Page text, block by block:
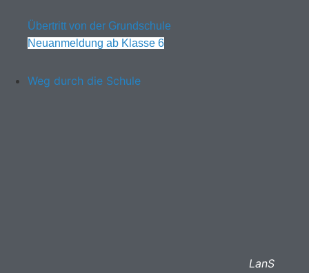
Übertritt von der Grundschule
Neuanmeldung ab Klasse 6
Weg durch die Schule
LanS